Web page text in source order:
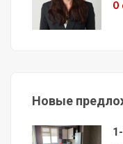
О
Новые